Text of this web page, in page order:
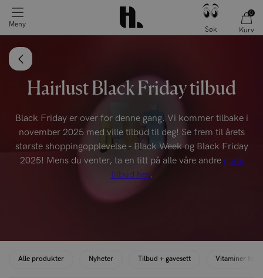
Meny
Søk
0
Kurv
Hairlust Black Friday tilbud
Black Friday er over for denne gang. Vi kommer tilbake i
november 2025 med ville tilbud til deg! Se frem til årets
største shoppingopplevelse - Black Week og Black Friday
2025! Mens du venter, ta en titt på alle våre andre gode
tilbud her.
0 produkter Filter
Alle produkter Nyheter Tilbud + gavesett Vitaminer for